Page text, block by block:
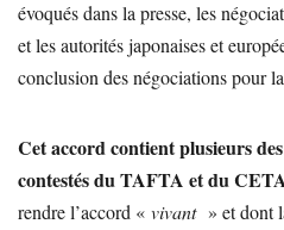
évoqués dans la presse, les
et les autorités japonaises et
conclusion des négociations pour
Cet accord contient plusieurs
contestés du TAFTA et du
rendre l’accord « vivant » et dont